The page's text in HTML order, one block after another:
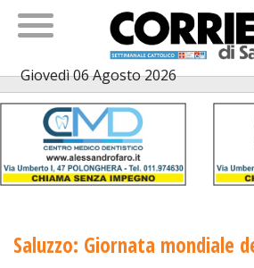
Giovedì 06 Agosto 2026
Saluzzo: Giornata mondiale